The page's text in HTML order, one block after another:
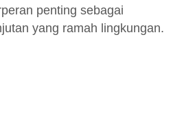
penting sebagai
yang ramah lingkungan.